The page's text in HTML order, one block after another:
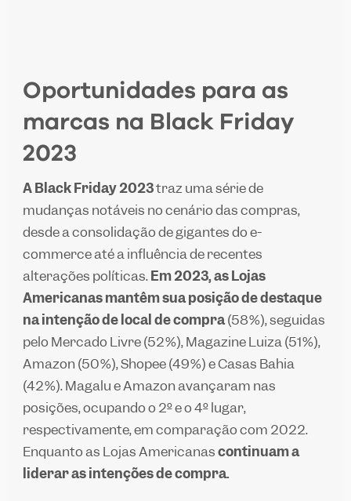
Oportunidades para as
marcas na Black Friday
2023
A Black Friday 2023traz uma série de
mudanças notáveis no cenário das compras,
desde a consolidação de gigantes do e-
commerce até a influência de recentes
alterações políticas.Em 2023, as Lojas
Americanas mantêm sua posição de destaque
na intenção de local de compra(58%), seguidas
pelo Mercado Livre (52%), Magazine Luiza (51%),
Amazon (50%), Shopee (49%) e Casas Bahia
(42%). Magalu e Amazon avançaram nas
posições, ocupando o 2º e o 4º lugar,
respectivamente, em comparação com 2022.
Enquanto as Lojas Americanascontinuam a
liderar as intenções de compra.